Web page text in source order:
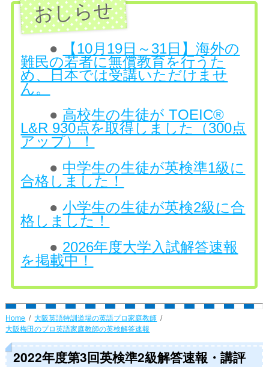
●
【10月19日～31日】海外の
難民の若者に無償教育を行うた
め、日本では受講いただけませ
ん。
● 高校生の生徒が TOEIC®
L&R 930点を取得しました（300点
アップ）！
● 中学生の生徒が英検準1級に
合格しました！
●小学生の生徒が英検2級に合
格しました！
● 2026年度大学入試解答速報
を掲載中！
Home
大阪英語特訓道場の英語プロ家庭教師
大阪梅田のプロ英語家庭教師の英検解答速報
2022年度第3回英検準2級解答速報・講評